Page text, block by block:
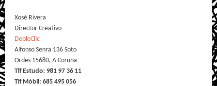
Xosé Rivera
Director Creativo
DobleClic
Alfonso Senra 136 Soto
Ordes 15680, A Coruña
Tlf Estudo: 981 97 36 11
Tlf Móbil: 685 495 056